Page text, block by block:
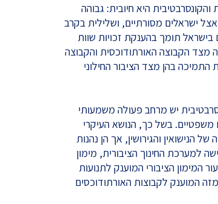
היא חיובית: גבוהה
ישראלים מסורתיים, ושלילית בקרב
בישראל תומך בהענקת זכויות שוות
מצד הקבוצה האורתודוכסית והקבוצה
בהן מצד הציבור החילוני
יש מרחב פעולה משמעותי
בשל כך, הנושא העיקרי
הנישואין והגירושין, אך הן נהנות
למערכת החינוך הציבורית, מימון
המימון הציבורי המוענק לתנועות
המוענק לקבוצות האורתודוכסים